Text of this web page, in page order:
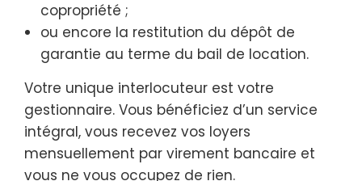
copropriété ;
ou encore la restitution du dépôt de
garantie au terme du bail de location.
Votre unique interlocuteur est votre
gestionnaire. Vous bénéficiez d’un service
intégral, vous recevez vos loyers
mensuellement par virement bancaire et
vous ne vous occupez de rien.